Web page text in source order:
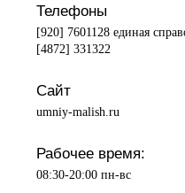
Телефоны
[920] 7601128 единая
[4872] 331322
Сайт
umniy-malish.ru
Рабочее время:
08:30-20:00 пн-вс